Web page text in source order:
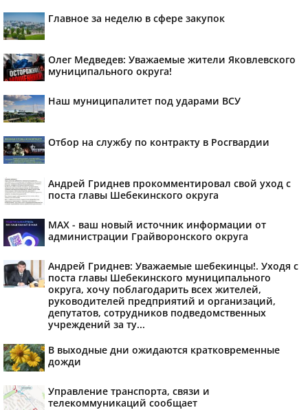
Главное за неделю в сфере закупок
Олег Медведев: Уважаемые жители Яковлевского
муниципального округа!
Наш муниципалитет под ударами ВСУ
Отбор на службу по контракту в Росгвардии
Андрей Гриднев прокомментировал свой уход с
поста главы Шебекинского округа
MAX - ваш новый источник информации от
администрации Грайворонского округа
Андрей Гриднев: Уважаемые шебекинцы!. Уходя с
поста главы Шебекинского муниципального
округа, хочу поблагодарить всех жителей,
руководителей предприятий и организаций,
депутатов, сотрудников подведомственных
учреждений за ту...
В выходные дни ожидаются кратковременные
дожди
Управление транспорта, связи и
телекоммуникаций сообщает